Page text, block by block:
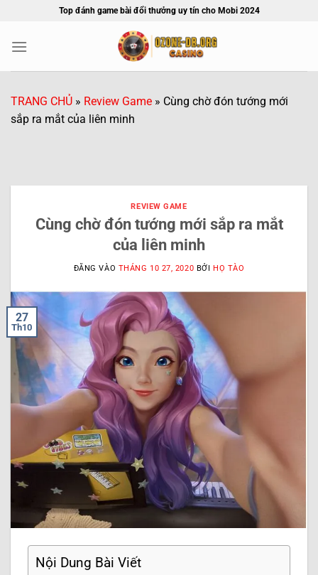
nội
Top đánh game bài đổi thưởng uy tín cho Mobi 2024
TRANG CHỦ » Review Game » Cùng chờ đón tướng mới
sắp ra mắt của liên minh
REVIEW GAME
Cùng chờ đón tướng mới sắp ra mắt
của liên minh
ĐĂNG VÀO THÁNG 10 27, 2020 BỞI HỌ TÀO
27
Th10
Nội Dung Bài Viết